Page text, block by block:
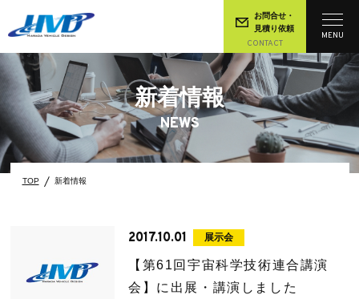
お問合せ・
見積り依頼
CONTACT
MENU
新着情報
NEWS
TOP 新着情報
2017.10.01 展示会
【第61回宇宙科学技術連合講演
会】に出展・講演しました